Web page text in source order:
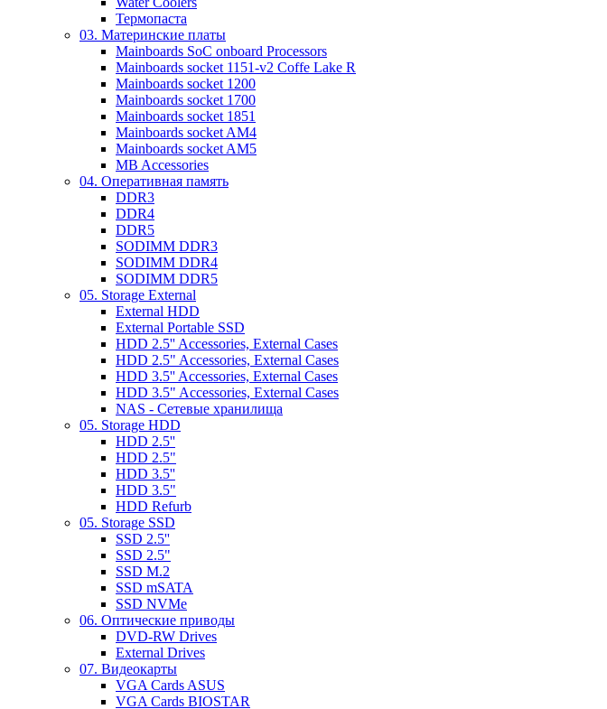
Термопаста
03. Материнские платы
Mainboards SoC onboard Processors
Mainboards socket 1151-v2 Coffe Lake R
Mainboards socket 1200
Mainboards socket 1700
Mainboards socket 1851
Mainboards socket AM4
Mainboards socket AM5
MB Accessories
04. Оперативная память
DDR3
DDR4
DDR5
SODIMM DDR3
SODIMM DDR4
SODIMM DDR5
05. Storage External
External HDD
External Portable SSD
HDD 2.5'' Accessories, External Cases
HDD 2.5" Accessories, External Cases
HDD 3.5'' Accessories, External Cases
HDD 3.5" Accessories, External Cases
NAS - Сетевые хранилища
05. Storage HDD
HDD 2.5''
HDD 2.5"
HDD 3.5''
HDD 3.5"
HDD Refurb
05. Storage SSD
SSD 2.5''
SSD 2.5"
SSD M.2
SSD mSATA
SSD NVMe
06. Оптические приводы
DVD-RW Drives
External Drives
07. Видеокарты
VGA Cards ASUS
VGA Cards BIOSTAR